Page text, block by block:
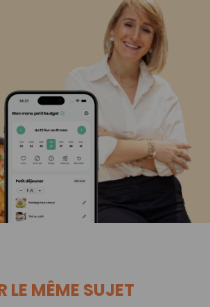
LE MÊME SUJET